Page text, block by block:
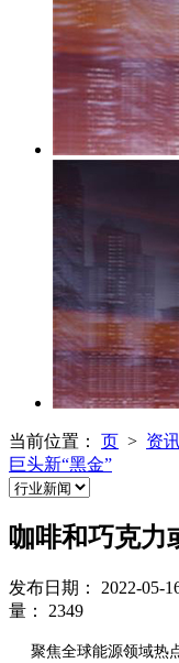
当前位置： 页 > 资
巨头新“黑金”
咖啡和巧克力
发布日期： 2022-
量： 2349
聚焦全球能源领域热